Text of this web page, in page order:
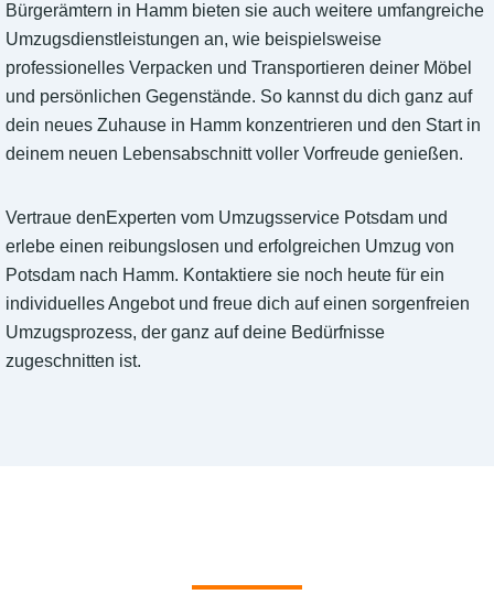
Bürgerämtern in Hamm bieten sie auch weitere umfangreiche
Umzugsdienstleistungen an, wie beispielsweise
professionelles Verpacken und Transportieren deiner Möbel
und persönlichen Gegenstände. So kannst du dich ganz auf
dein neues Zuhause in Hamm konzentrieren und den Start in
deinem neuen Lebensabschnitt voller Vorfreude genießen.
Vertraue denExperten vom Umzugsservice Potsdam und
erlebe einen reibungslosen und erfolgreichen Umzug von
Potsdam nach Hamm. Kontaktiere sie noch heute für ein
individuelles Angebot und freue dich auf einen sorgenfreien
Umzugsprozess, der ganz auf deine Bedürfnisse
zugeschnitten ist.